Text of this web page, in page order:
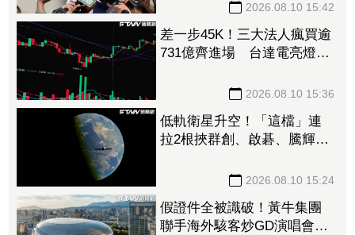
2026.08.10 15:42
差一步45K！三大法人瘋買逾
731億齊進場 台達電亮燈、
2026.08.10 15:36
低軌衛星升空！「這檔」連
拉2根挾群創、啟碁、騰輝漲
2026.08.10 15:24
假證件全被識破！黃牛集團
聯手海外駭客炒GD演唱會門